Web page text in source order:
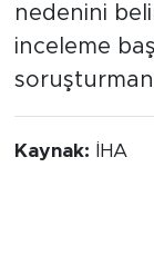
nedenini
inceleme
Kaynak: İHA